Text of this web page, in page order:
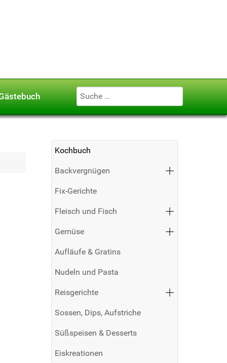
Geben Sie ...
Kochbuch
Backvergnügen
Fix-Gerichte
Fleisch und Fisch
Gemüse
Aufläufe & Gratins
Nudeln und Pasta
Reisgerichte
Sossen, Dips, Aufstriche
Süßspeisen & Desserts
Eiskreationen